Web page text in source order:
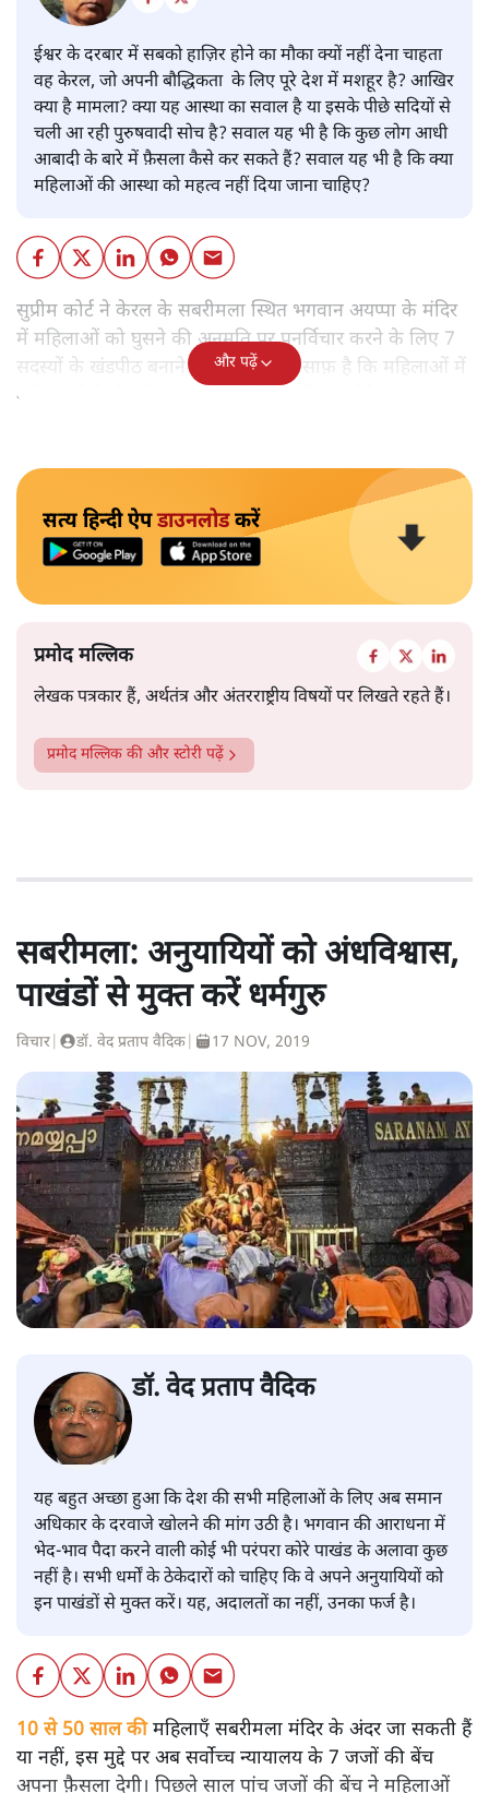
ईश्वर के दरबार में सबको हाज़िर होने का मौका क्यों नहीं देना चाहता
वह केरल, जो अपनी बौद्धिकता के लिए पूरे देश में मशहूर है? आखिर
क्या है मामला? क्या यह आस्था का सवाल है या इसके पीछे सदियों से
चली आ रही पुरुषवादी सोच है? सवाल यह भी है कि कुछ लोग आधी
आबादी के बारे में फ़ैसला कैसे कर सकते हैं? सवाल यह भी है कि क्या
महिलाओं की आस्था को महत्व नहीं दिया जाना चाहिए?
सुप्रीम कोर्ट ने केरल के सबरीमला स्थित भगवान अयप्पा के मंदिर
में महिलाओं को घुसने की अनुमति पर पुनर्विचार करने के लिए 7
सदस्यों के खंडपीठ बनाने को कहा। इससे साफ़ है कि महिलाओं में
मंदिर जाने के फ़ैसले पर सरकार ने रोक नहीं लगाई है।
और पढ़ें
सत्य हिन्दी ऐपडाउनलोडकरें
प्रमोद मल्लिक
लेखक पत्रकार हैं, अर्थतंत्र और अंतरराष्ट्रीय विषयों पर लिखते रहते हैं।
प्रमोद मल्लिक की और स्टोरी पढ़ें
सबरीमला: अनुयायियों को अंधविश्वास,
पाखंडों से मुक्त करें धर्मगुरु
विचार डॉ. वेद प्रताप वैदिक 17 NOV, 2019
डॉ. वेद प्रताप वैदिक
यह बहुत अच्छा हुआ कि देश की सभी महिलाओं के लिए अब समान
अधिकार के दरवाजे खोलने की मांग उठी है। भगवान की आराधना में
भेद-भाव पैदा करने वाली कोई भी परंपरा कोरे पाखंड के अलावा कुछ
नहीं है। सभी धर्मों के ठेकेदारों को चाहिए कि वे अपने अनुयायियों को
इन पाखंडों से मुक्त करें। यह, अदालतों का नहीं, उनका फर्ज है।
10 से 50 साल कीमहिलाएँ सबरीमला मंदिर के अंदर जा सकती हैं
या नहीं, इस मुद्दे पर अब सर्वोच्च न्यायालय के 7 जजों की बेंच
अपना फ़ैसला देगी। पिछले साल पांच जजों की बेंच ने महिलाओं